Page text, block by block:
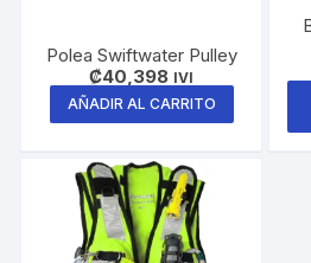
Polea Swiftwater Pulley
₡40,398 IVI
AÑADIR AL CARRITO